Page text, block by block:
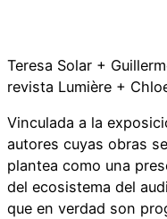
Teresa Solar +
revista Lumière +
Vinculada a la
autores cuyas obras
plantea como una
del ecosistema del
que en verdad son